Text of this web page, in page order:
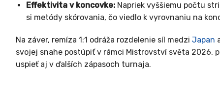
Effektivita v koncovke:Napriek vyššiemu počtu
si metódy skórovania, čo viedlo k vyrovnaniu na
Na záver, remíza 1:1 odráža rozdelenie síl medzi Japan
svojej snahe postúpiť v rámci Mistrovství světa 2026,
uspieť aj v ďalších zápasoch turnaja.